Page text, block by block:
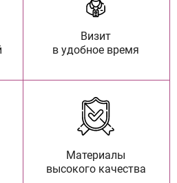
Визит
в удобное время
Материалы
высокого качества